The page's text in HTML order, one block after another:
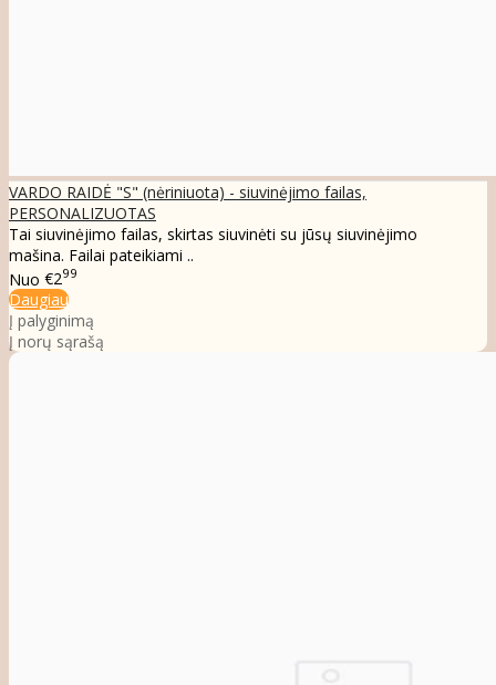
VARDO RAIDĖ "S" (nėriniuota) - siuvinėjimo failas,
PERSONALIZUOTAS
Tai siuvinėjimo failas, skirtas siuvinėti su jūsų siuvinėjimo
mašina. Failai pateikiami ..
Nuo €299
Daugiau
Į palyginimą
Į norų sąrašą